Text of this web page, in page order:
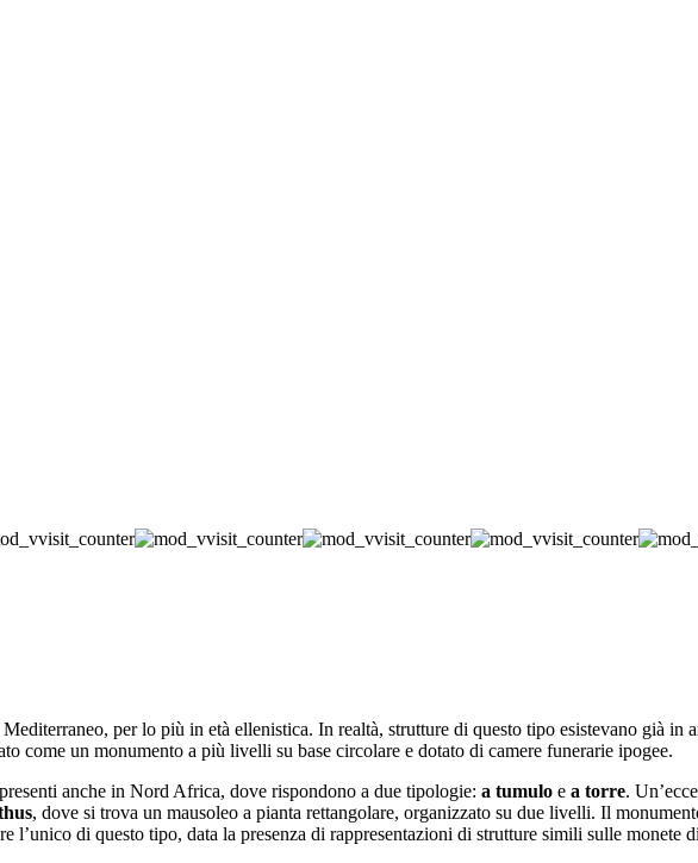
per lo più in età ellenistica. In realtà, strutture di questo tipo esistevano già in
come un monumento a più livelli su base circolare e dotato di camere funerarie ipogee.
anche in Nord Africa, dove rispondono a due tipologie: a tumulo e a torre.
, dove si trova un mausoleo a pianta rettangolare, organizzato su due livelli. Il
l’unico di questo tipo, data la presenza di rappresentazioni di strutture simili sulle monete di